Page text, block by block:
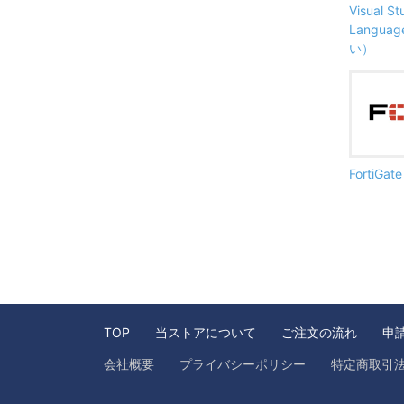
Visual
い）
TOP 当ストアについて ご注文の流れ 申
会社概要 プライバシーポリシー 特定商取引